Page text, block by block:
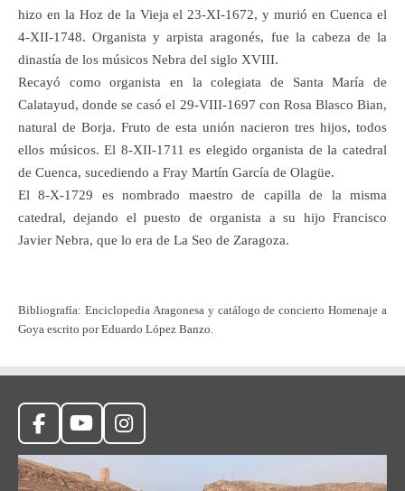
hizo en la Hoz de la Vieja el 23-XI-1672, y murió en Cuenca el
4-XII-1748. Organista y arpista aragonés, fue la cabeza de la
dinastía de los músicos Nebra del siglo XVIII.
Recayó como organista en la colegiata de Santa María de
Calatayud, donde se casó el 29-VIII-1697 con Rosa Blasco Bian,
natural de Borja. Fruto de esta unión nacieron tres hijos, todos
ellos músicos. El 8-XII-1711 es elegido organista de la catedral
de Cuenca, sucediendo a Fray Martín García de Olagüe.
El 8-X-1729 es nombrado maestro de capilla de la misma
catedral, dejando el puesto de organista a su hijo Francisco
Javier Nebra, que lo era de La Seo de Zaragoza.
Bibliografía: Enciclopedia Aragonesa y catálogo de concierto Homenaje a
Goya escrito por Eduardo López Banzo.
F
a
c
Y
o
u
I
n